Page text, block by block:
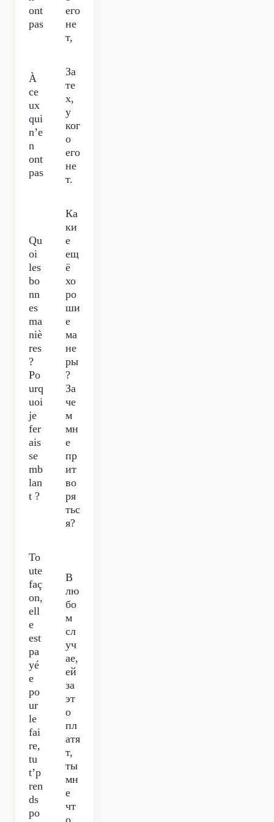
ont
pas
его
не
т,
À
ce
ux
qui
n’e
n
ont
pas
За
те
х,
у
ког
о
его
не
т.
Qu
oi
les
bo
nn
es
ma
niè
res
?
Po
urq
uoi
je
fer
ais
se
mb
lan
t ?
Ка
ки
е
ещ
ё
хо
ро
ши
е
ма
не
ры
?
За
че
м
мн
е
пр
ит
во
ря
тьс
я?
To
ute
faç
on,
ell
e
est
pa
yé
e
po
ur
le
fai
re,
tu
t’p
ren
ds
po
В
лю
бо
м
сл
уч
ае,
ей
за
эт
о
пл
атя
т,
ты
мн
е
чт
о,